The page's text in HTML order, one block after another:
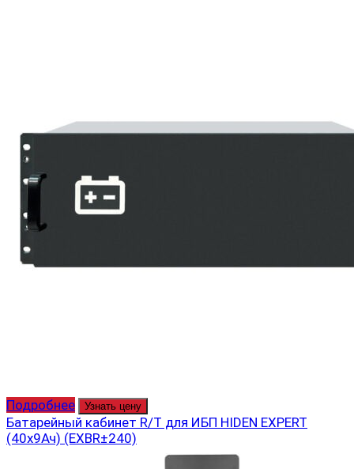
Подробнее Узнать цену
Батарейный кабинет R/T для ИБП HIDEN EXPERT
(40х9Ач) (EXBR±240)